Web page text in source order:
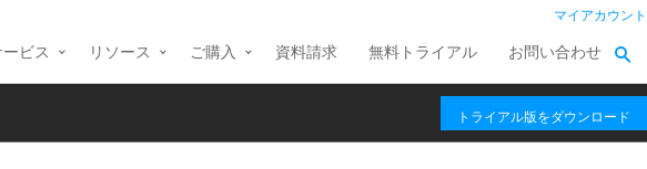
マイアカウント
ビス リソース ご購入 資料請求 無料トライアル お問い合わせ
トライアル版をダウンロード